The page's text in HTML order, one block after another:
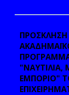
"ΝΑΥΤΙΛΙΑ,
ΕΜΠΟΡΙΟ"